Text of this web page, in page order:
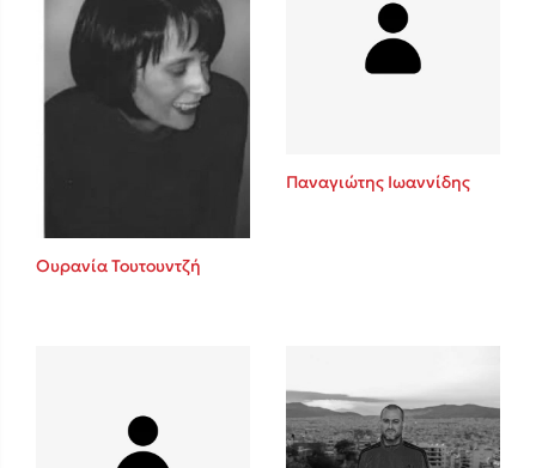
Ουρανία Τουτουντζή
Παναγιώτης Ιωαννίδης